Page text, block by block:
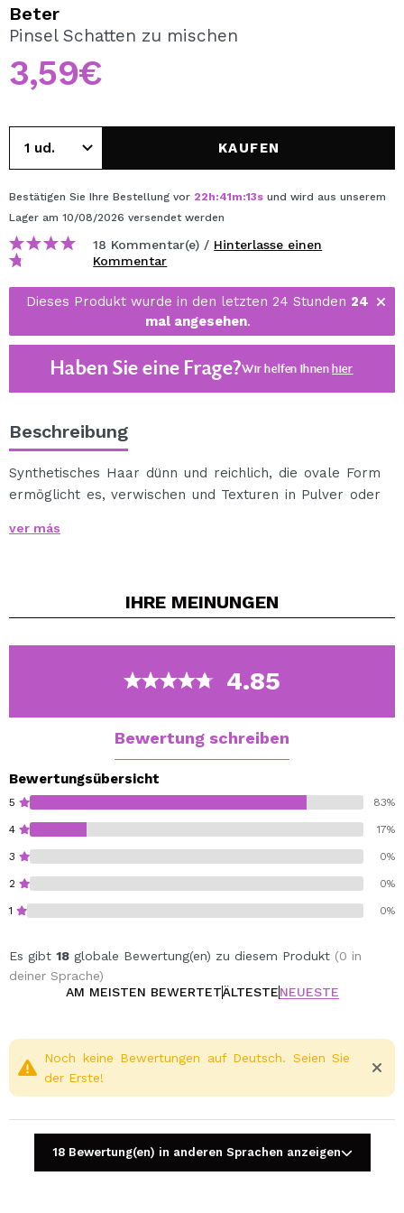
REGISTRIEREN
Durch die Erstellung eines Kontos bei Maquillalia.de
können Sie Ihre Einkäufe schnell tätigen, den Status Ihrer
Beter
Pinsel Schatten zu mischen
3,59€
KAUFEN
Bestätigen Sie Ihre Bestellung vor 22h:41m:13s und wird aus unserem
Lager am 10/08/2026 versendet werden
18 Kommentar(e) / Hinterlasse einen
Kommentar
Dieses Produkt wurde in den letzten 24 Stunden 24
mal angesehen.
Haben Sie eine Frage?Wir helfen Ihnenhier
Beschreibung
Synthetisches Haar dünn und reichlich, die ovale Form
ermöglicht es, verwischen und Texturen in Pulver oder
ver más
IHRE MEINUNGEN
4.85
Bewertung schreiben
Bewertungsübersicht
5 83%
4 17%
3 0%
2 0%
1 0%
Es gibt 18 globale Bewertung(en) zu diesem Produkt (0 in
deiner Sprache)
AM MEISTEN BEWERTETÄLTESTENEUESTE
Noch keine Bewertungen auf Deutsch. Seien Sie
der Erste!
18 Bewertung(en) in anderen Sprachen anzeigen